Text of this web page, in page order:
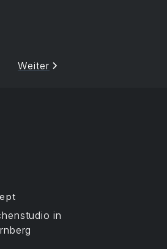
Weiter
in